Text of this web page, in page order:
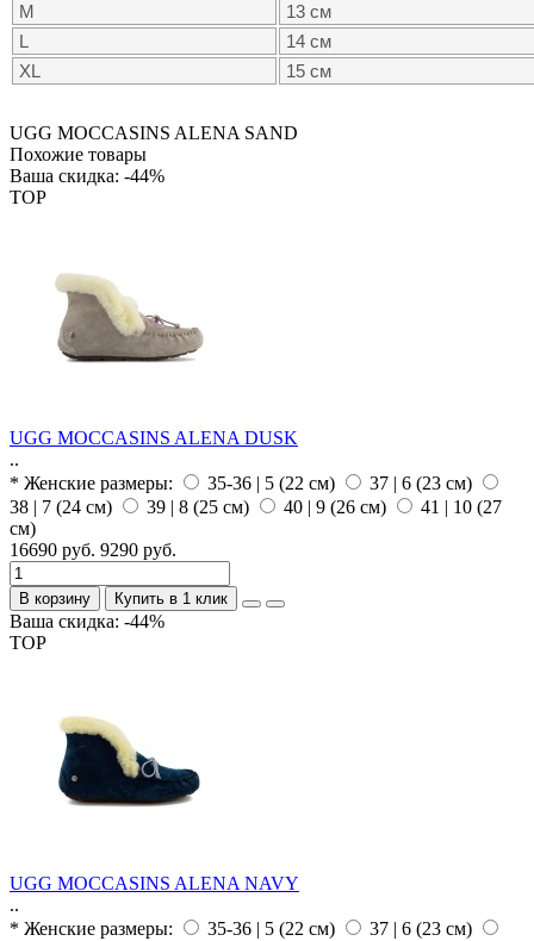
M
13 см
L
14 см
XL
15 см
UGG MOCCASINS ALENA SAND
Похожие товары
Ваша скидка: -44%
TOP
UGG MOCCASINS ALENA DUSK
..
* Женские размеры:
35-36 | 5 (22 см)
37 | 6 (23 см)
38 | 7 (24 см)
39 | 8 (25 см) 40 | 9 (26 см)
41 | 10 (27
см)
16690 руб. 9290 руб.
В корзину Купить в 1 клик
Ваша скидка: -44%
TOP
UGG MOCCASINS ALENA NAVY
..
* Женские размеры:
35-36 | 5 (22 см)
37 | 6 (23 см)